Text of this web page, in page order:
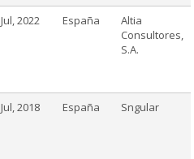
Jul, 2022 España
Altia
Consultores,
S.A.
Jul, 2018 España Sngular